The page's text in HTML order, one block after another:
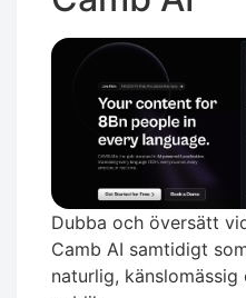
Dubba och översätt
Camb AI samtidigt
naturlig,